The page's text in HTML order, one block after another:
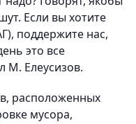
Если вы хотите
поддержите нас,
это все
М. Елеусизов.
расположенных
мусора,